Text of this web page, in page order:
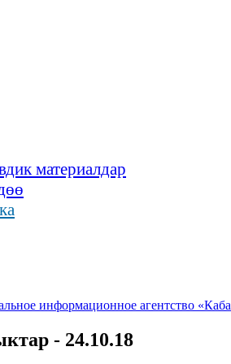
материалдар
- 24.10.18